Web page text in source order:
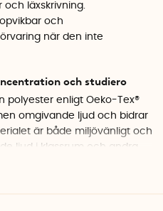
och läxskrivning.
och
när den inte
och studiero
polyester enligt Oeko-Tex®
omgivande ljud och bidrar
är både miljövänligt och
ljud i klassrum och andra